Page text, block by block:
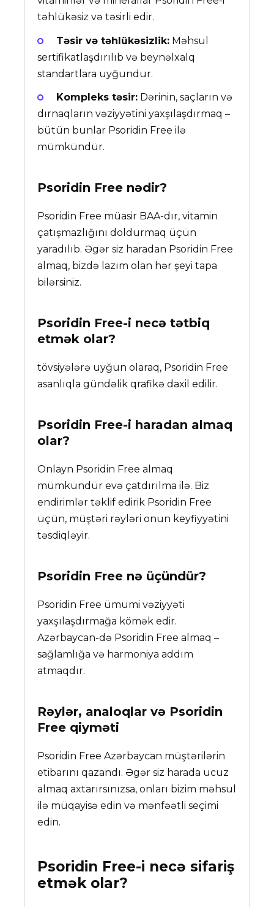
təhlükəsiz və təsirli edir.
Təsir və təhlükəsizlik: Məhsul
sertifikatlaşdırılıb və beynəlxalq
standartlara uyğundur.
Kompleks təsir: Dərinin, saçların və
dırnaqların vəziyyətini yaxşılaşdırmaq –
bütün bunlar Psoridin Free ilə
mümkündür.
Psoridin Free nədir?
Psoridin Free müasir BAA-dır, vitamin
çatışmazlığını doldurmaq üçün
yaradılıb. Əgər siz haradan Psoridin Free
almaq, bizdə lazım olan hər şeyi tapa
bilərsiniz.
Psoridin Free-i necə tətbiq
etmək olar?
tövsiyələrə uyğun olaraq, Psoridin Free
asanlıqla gündəlik qrafikə daxil edilir.
Psoridin Free-i haradan almaq
olar?
Onlayn Psoridin Free almaq
mümkündür evə çatdırılma ilə. Biz
endirimlər təklif edirik Psoridin Free
üçün, müştəri rəyləri onun keyfiyyətini
təsdiqləyir.
Psoridin Free nə üçündür?
Psoridin Free ümumi vəziyyəti
yaxşılaşdırmağa kömək edir.
Azərbaycan-də Psoridin Free almaq –
sağlamlığa və harmoniya addım
atmaqdır.
Rəylər, analoqlar və Psoridin
Free qiyməti
Psoridin Free Azərbaycan müştərilərin
etibarını qazandı. Əgər siz harada ucuz
almaq axtarırsınızsa, onları bizim məhsul
ilə müqayisə edin və mənfəətli seçimi
edin.
Psoridin Free-i necə sifariş
etmək olar?